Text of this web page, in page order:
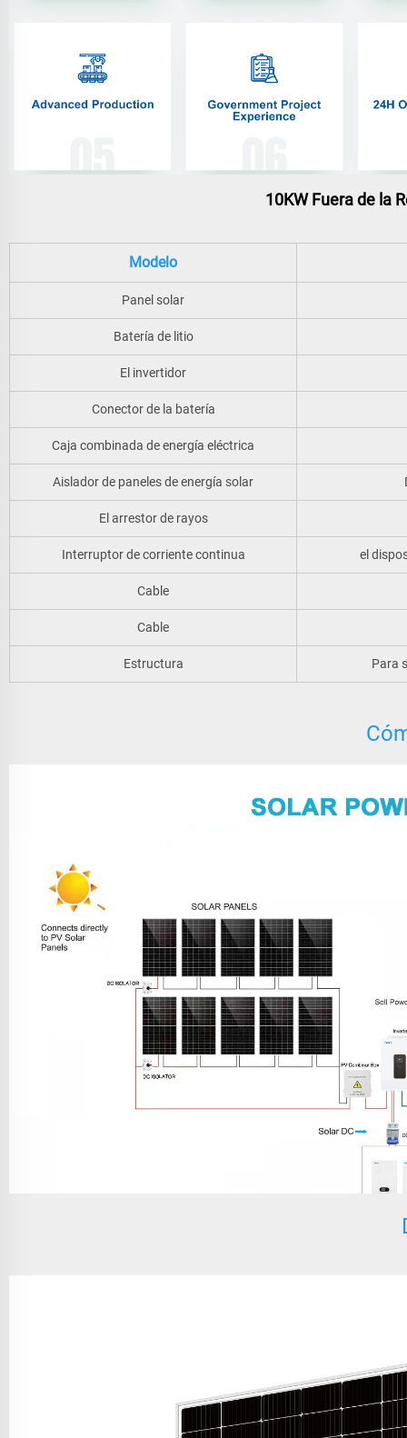
10KW Fuera de la
Modelo
Panel solar
Batería de litio
El invertidor
Conector de la batería
Caja combinada de energía eléctrica
Aislador de paneles de energía solar
El arrestor de rayos
Interruptor de corriente continua el
Cable
Cable
Estructura Para